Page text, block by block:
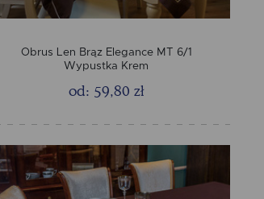
Obrus Len Brąz Elegance MT 6/1
Wypustka Krem
od: 59,80 zł